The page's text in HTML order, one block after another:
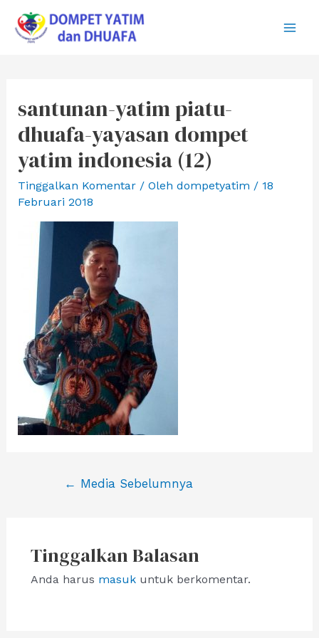
konten
santunan-yatim piatu-
dhuafa-yayasan dompet
yatim indonesia (12)
Tinggalkan Komentar / Oleh dompetyatim / 18
Februari 2018
Navigasi
← Media Sebelumnya
Tinggalkan Balasan
Anda harus masukuntuk berkomentar.